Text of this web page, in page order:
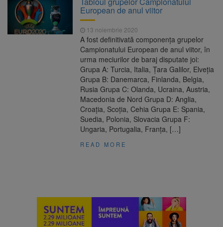
Ormeniș
6 august 2026
AUR a lansat platforma
suspeND.ro pentru urmărirea inițiativei de
suspendare a președintelui Nicușor Dan
Înalta Curte analizează
dosarul lui Călin Georgescu și Horațiu Potra.
Judecătorii decid dacă începe procesul
Strategia națională pentru
biodiversitate 2026-2030, adoptată de Senat.
Proiectul merge la promulgare
European de anul viitor
13 noiembrie 2020
A fost definitivată componenţa grupelor
Campionatului European de anul viitor, în
urma meciurilor de baraj disputate joi:
Grupa A: Turcia, Italia, Ţara Galilor, Elveţia
Grupa B: Danemarca, Finlanda, Belgia,
Rusia Grupa C: Olanda, Ucraina, Austria,
Macedonia de Nord Grupa D: Anglia,
Croaţia, Scoţia, Cehia Grupa E: Spania,
Suedia, Polonia, Slovacia Grupa F:
Ungaria, Portugalia, Franţa, […]
READ MORE